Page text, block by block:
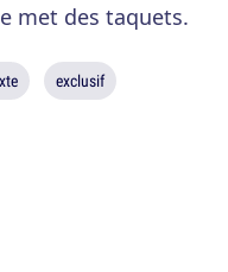
met des taquets.
exclusif